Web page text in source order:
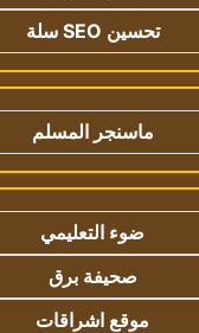
تحسين SEO سلة
ماسنجر المسلم
ضوء التعليمي
صحيفة برق
موقع اشراقات